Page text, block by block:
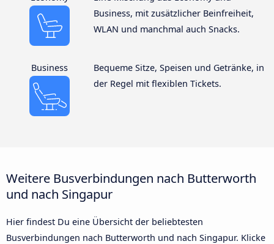
Business, mit zusätzlicher Beinfreiheit,
WLAN und manchmal auch Snacks.
Business
Bequeme Sitze, Speisen und Getränke, in
der Regel mit flexiblen Tickets.
Weitere Busverbindungen nach Butterworth
und nach Singapur
Hier findest Du eine Übersicht der beliebtesten
Busverbindungen nach Butterworth und nach Singapur. Klicke